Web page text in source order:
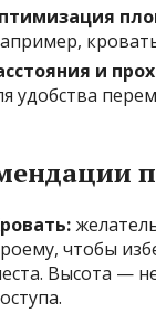
и
удобства
чтобы
Высота —